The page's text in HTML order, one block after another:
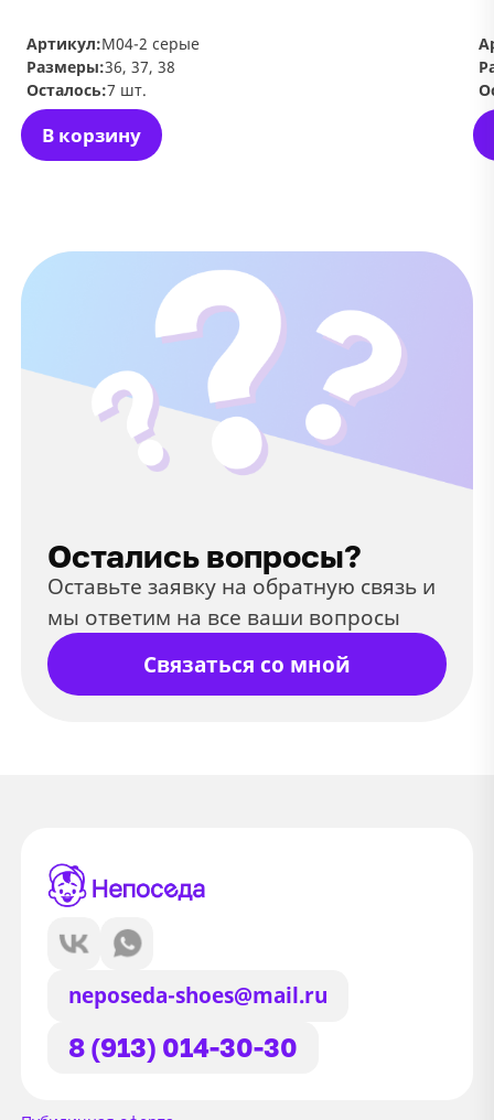
В корзину
Артикул:М04-2 серые
Размеры:36, 37, 38
Осталось:7 шт.
Остались вопросы?
Оставьте заявку на обратную связь и
мы ответим на все ваши вопросы
Связаться со мной
neposeda-shoes@mail.ru
8 (913) 014-30-30